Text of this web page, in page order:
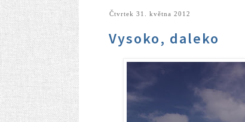
čtvrtek 31. května 2012
Vysoko, daleko